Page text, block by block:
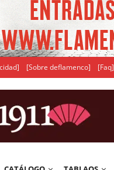
[Sobre deflamenco] [Faq]